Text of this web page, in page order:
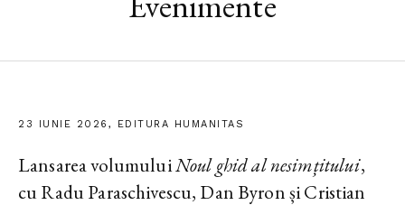
23 IUNIE 2026, EDITURA HUMANITAS
Lansarea volumuluiNoul ghid al nesimțitului,
cu Radu Paraschivescu, Dan Byron și Cristian